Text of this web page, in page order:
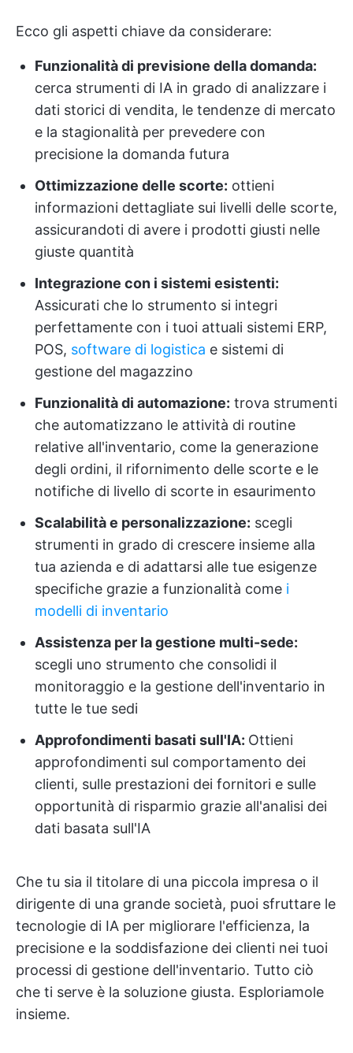
Ecco gli aspetti chiave da considerare:
Funzionalità di previsione della domanda:
cerca strumenti di IA in grado di analizzare i
dati storici di vendita, le tendenze di mercato
e la stagionalità per prevedere con
precisione la domanda futura
Ottimizzazione delle scorte: ottieni
informazioni dettagliate sui livelli delle scorte,
assicurandoti di avere i prodotti giusti nelle
giuste quantità
Integrazione con i sistemi esistenti:
Assicurati che lo strumento si integri
perfettamente con i tuoi attuali sistemi ERP,
POS, software di logistica e sistemi di
gestione del magazzino
Funzionalità di automazione: trova strumenti
che automatizzano le attività di routine
relative all'inventario, come la generazione
degli ordini, il rifornimento delle scorte e le
notifiche di livello di scorte in esaurimento
Scalabilità e personalizzazione: scegli
strumenti in grado di crescere insieme alla
tua azienda e di adattarsi alle tue esigenze
specifiche grazie a funzionalità come i
modelli di inventario
Assistenza per la gestione multi-sede:
scegli uno strumento che consolidi il
monitoraggio e la gestione dell'inventario in
tutte le tue sedi
Approfondimenti basati sull'IA: Ottieni
approfondimenti sul comportamento dei
clienti, sulle prestazioni dei fornitori e sulle
opportunità di risparmio grazie all'analisi dei
dati basata sull'IA
Che tu sia il titolare di una piccola impresa o il
dirigente di una grande società, puoi sfruttare le
tecnologie di IA per migliorare l'efficienza, la
precisione e la soddisfazione dei clienti nei tuoi
processi di gestione dell'inventario. Tutto ciò
che ti serve è la soluzione giusta. Esploriamole
insieme.